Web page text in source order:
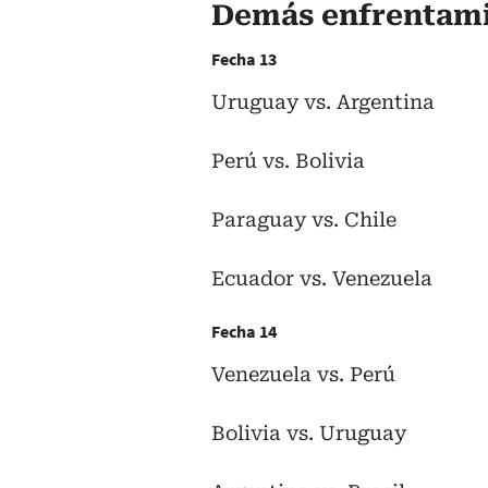
Demás
Fecha 13
Uruguay vs. Argentina
Perú vs. Bolivia
Paraguay vs. Chile
Ecuador vs. Venezuela
Fecha 14
Venezuela vs. Perú
Bolivia vs. Uruguay